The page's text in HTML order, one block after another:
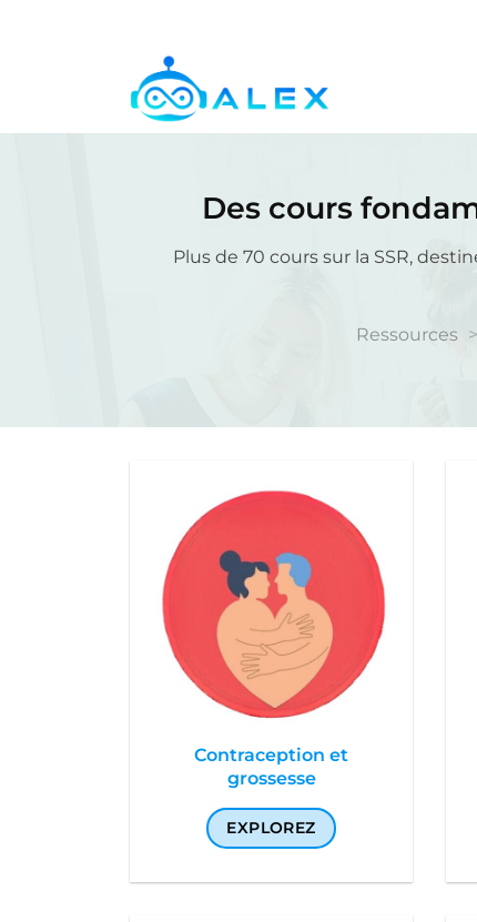
Des cours
Plus de 70 cours sur la SSR,
Ressources >
Contraception et
grossesse
EXPLOREZ